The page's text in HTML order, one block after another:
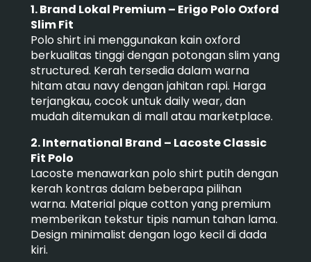
1. Brand Lokal Premium – Erigo Polo Oxford
Slim Fit
Polo shirt ini menggunakan kain oxford
berkualitas tinggi dengan potongan slim yang
structured. Kerah tersedia dalam warna
hitam atau navy dengan jahitan rapi. Harga
terjangkau, cocok untuk daily wear, dan
mudah ditemukan di mall atau marketplace.
2. International Brand – Lacoste Classic
Fit Polo
Lacoste menawarkan polo shirt putih dengan
kerah kontras dalam beberapa pilihan
warna. Material pique cotton yang premium
memberikan tekstur tipis namun tahan lama.
Design minimalist dengan logo kecil di dada
kiri.